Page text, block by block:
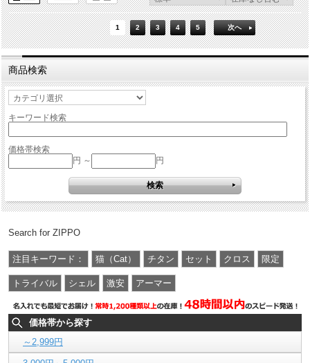
1 2 3 4 5 次へ
商品検索
キーワード検索
価格帯検索
円 ～
円
Search for ZIPPO
注目キーワード： 猫（Cat） チタン セット クロス 限定
トライバル シェル 激安 アーマー
価格帯から探す
～2,999円